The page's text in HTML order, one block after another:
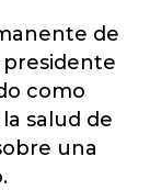
de
como
salud de
una